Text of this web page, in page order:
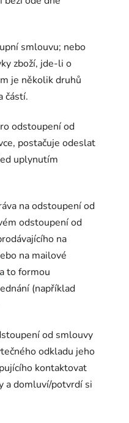
smlouvu; nebo
zboží, jde-li o
je několik druhů
částí.
odstoupení od
postačuje odeslat
uplynutím
na odstoupení od
odstoupení od
na
na mailové
a to formou
(například
od smlouvy
odkladu jeho
kontaktovat
a domluví/potvrdí si